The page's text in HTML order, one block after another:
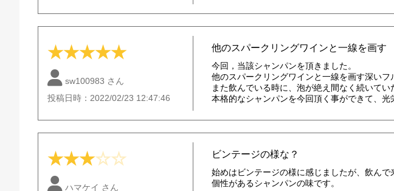
★★★★★
sw100983 さん
投稿日時：2022/02/23 12:47:46
他のスパークリングワインと一線を画す
今回，当該シャンパンを頂きました。
他のスパークリングワインと一線を画す深い
また飲んでいる時に、泡が絶え間なく続いてい
本格的なシャンパンを今回頂く事ができて、光
★★★☆☆
ハマケイ さん
ビンテージの様な？
始めはビンテージの様に感じましたが、飲んで
個性があるシャンパンの味です。